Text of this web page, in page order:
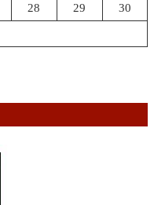
28 29 30